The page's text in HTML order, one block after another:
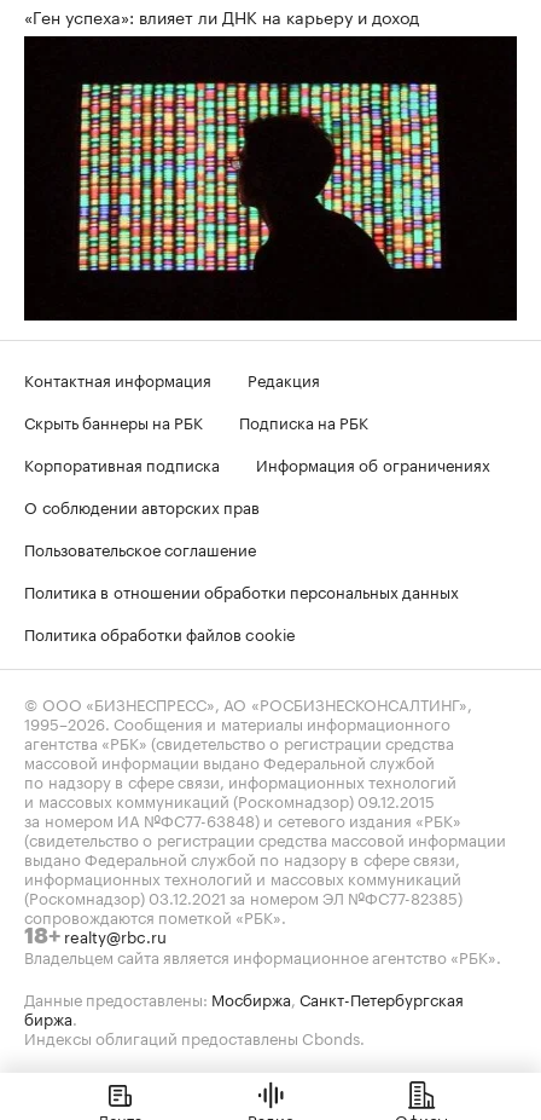
«Ген успеха»: влияет ли ДНК на карьеру и доход
Контактная информация
Редакция
Скрыть баннеры на РБК
Подписка на РБК
Корпоративная подписка
Информация об ограничениях
О соблюдении авторских прав
Пользовательское соглашение
Политика в отношении обработки персональных данных
Политика обработки файлов cookie
© ООО «БИЗНЕСПРЕСС», АО «РОСБИЗНЕСКОНСАЛТИНГ»,
1995–2026 . Сообщения и материалы информационного
агентства «РБК» (свидетельство о регистрации средства
массовой информации выдано Федеральной службой
по надзору в сфере связи, информационных технологий
и массовых коммуникаций (Роскомнадзор) 09.12.2015
за номером ИА №ФС77-63848) и сетевого издания «РБК»
(свидетельство о регистрации средства массовой информации
выдано Федеральной службой по надзору в сфере связи,
информационных технологий и массовых коммуникаций
(Роскомнадзор) 03.12.2021 за номером ЭЛ №ФС77-82385)
сопровождаются пометкой «РБК».
18+ realty@rbc.ru
Владельцем сайта является информационное агентство «РБК».
Данные предоставлены: Мосбиржа Санкт-Петербургская
биржа
Индексы облигаций предоставлены Cbonds.